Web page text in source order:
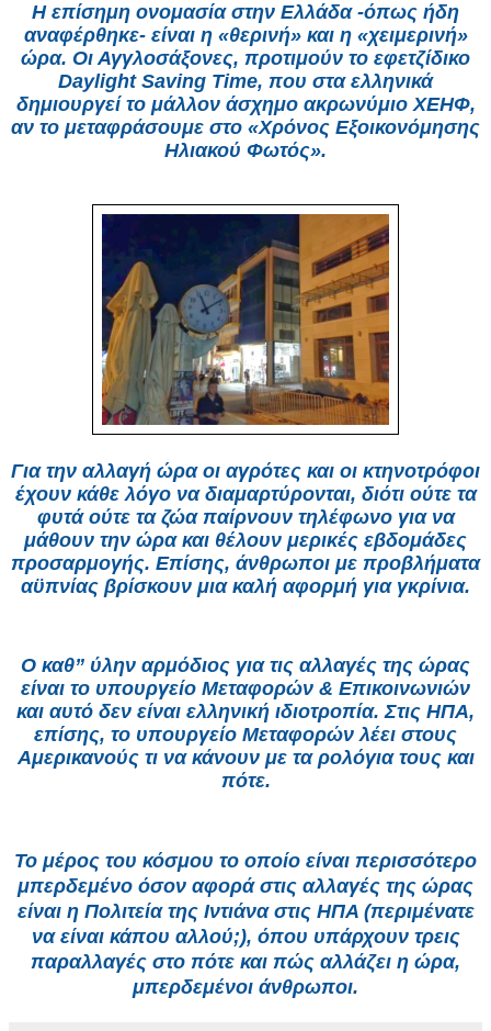
Η επίσημη ονομασία στην Ελλάδα -όπως ήδη
αναφέρθηκε- είναι η «θερινή» και η «χειμερινή»
ώρα. Οι Αγγλοσάξονες, προτιμούν το εφετζίδικο
Daylight Saving Time, που στα ελληνικά
δημιουργεί το μάλλον άσχημο ακρωνύμιο ΧΕΗΦ,
αν το μεταφράσουμε στο «Χρόνος Εξοικονόμησης
Ηλιακού Φωτός».
Για την αλλαγή ώρα οι αγρότες και οι κτηνοτρόφοι
έχουν κάθε λόγο να διαμαρτύρονται, διότι ούτε τα
φυτά ούτε τα ζώα παίρνουν τηλέφωνο για να
μάθουν την ώρα και θέλουν μερικές εβδομάδες
προσαρμογής. Επίσης, άνθρωποι με προβλήματα
αϋπνίας βρίσκουν μια καλή αφορμή για γκρίνια.
Ο καθ” ύλην αρμόδιος για τις αλλαγές της ώρας
είναι το υπουργείο Μεταφορών & Επικοινωνιών
και αυτό δεν είναι ελληνική ιδιοτροπία. Στις ΗΠΑ,
επίσης, το υπουργείο Μεταφορών λέει στους
Αμερικανούς τι να κάνουν με τα ρολόγια τους και
πότε.
Το μέρος του κόσμου το οποίο είναι περισσότερο
μπερδεμένο όσον αφορά στις αλλαγές της ώρας
είναι η Πολιτεία της Ιντιάνα στις ΗΠΑ (περιμένατε
να είναι κάπου αλλού;), όπου υπάρχουν τρεις
παραλλαγές στο πότε και πώς αλλάζει η ώρα,
μπερδεμένοι άνθρωποι.